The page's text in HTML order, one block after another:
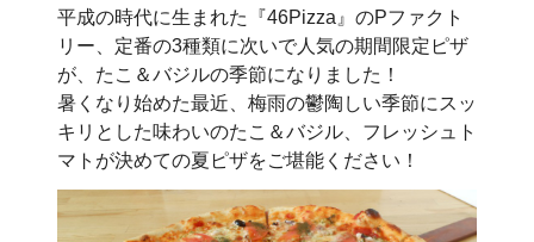
平成の時代に生まれた『46Pizza』のPファクト
リー、定番の3種類に次いで人気の期間限定ピザ
が、たこ＆バジルの季節になりました！
暑くなり始めた最近、梅雨の鬱陶しい季節にスッ
キリとした味わいのたこ＆バジル、フレッシュト
マトが決めての夏ピザをご堪能ください！